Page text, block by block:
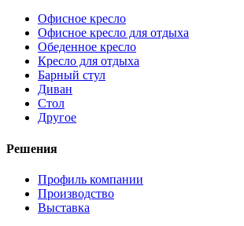
Офисное кресло
Офисное кресло для отдыха
Обеденное кресло
Кресло для отдыха
Барный стул
Диван
Стол
Другое
Решения
Профиль компании
Производство
Выставка